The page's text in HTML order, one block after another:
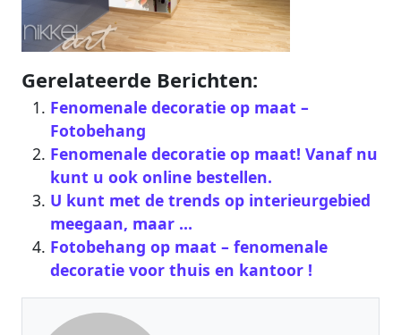
Gerelateerde Berichten:
Fenomenale decoratie op maat –
Fotobehang
Fenomenale decoratie op maat! Vanaf nu
kunt u ook online bestellen.
U kunt met de trends op interieurgebied
meegaan, maar …
Fotobehang op maat – fenomenale
decoratie voor thuis en kantoor !